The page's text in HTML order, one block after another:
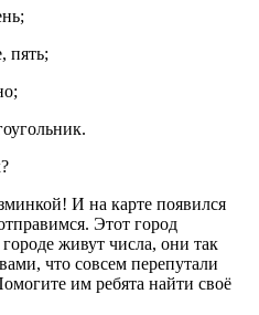
пять;
И на карте появился
Этот город
живут числа, они так
что совсем перепутали
им ребята найти своё